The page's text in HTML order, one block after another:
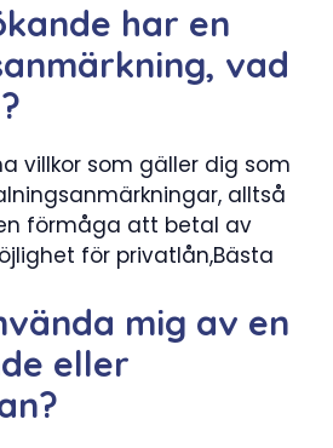
har en
vad
villkor som gäller dig som
alltså
förmåga att betal av
för privatlån,Bästa
mig av en
eller